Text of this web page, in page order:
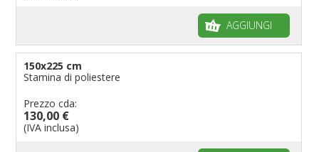
AGGIUNGI
150x225 cm
Stamina di poliestere
Prezzo cda:
130,00 €
(IVA inclusa)